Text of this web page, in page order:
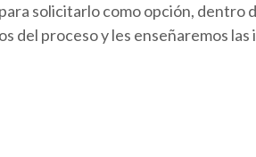
solicitarlo como opción, dentro
del proceso y les enseñaremos